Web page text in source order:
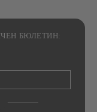
БЮЛЕТИН: